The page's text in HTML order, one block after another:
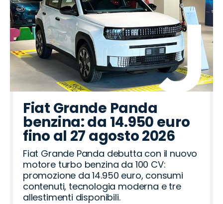
Fiat Grande Panda
benzina: da 14.950 euro
fino al 27 agosto 2026
Fiat Grande Panda debutta con il nuovo
motore turbo benzina da 100 CV:
promozione da 14.950 euro, consumi
contenuti, tecnologia moderna e tre
allestimenti disponibili.